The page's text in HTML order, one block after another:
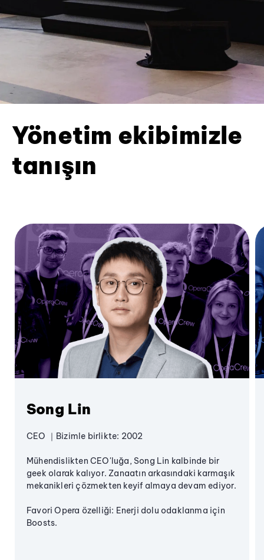
Yönetim ekibimizle
tanışın
Song Lin
CEO ｜Bizimle birlikte: 2002
Mühendislikten CEO'luğa, Song Lin kalbinde bir
geek olarak kalıyor. Zanaatın arkasındaki karmaşık
mekanikleri çözmekten keyif almaya devam ediyor.
Favori Opera özelliği: Enerji dolu odaklanma için
Boosts.